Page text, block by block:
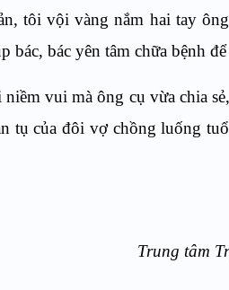
tôi vội vàng nắm hai tay
bác, bác yên tâm chữa bệnh
vui mà ông cụ vừa chia
tụ của đôi vợ chồng luống
Trung tâm Trợ giúp